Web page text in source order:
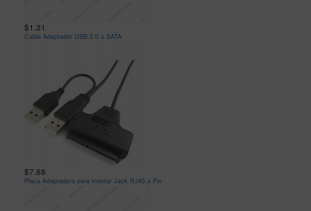
$1.31
Cable Adaptador USB 2.0 a SATA
$7.88
Placa Adaptadora para montar Jack RJ45 a Pin